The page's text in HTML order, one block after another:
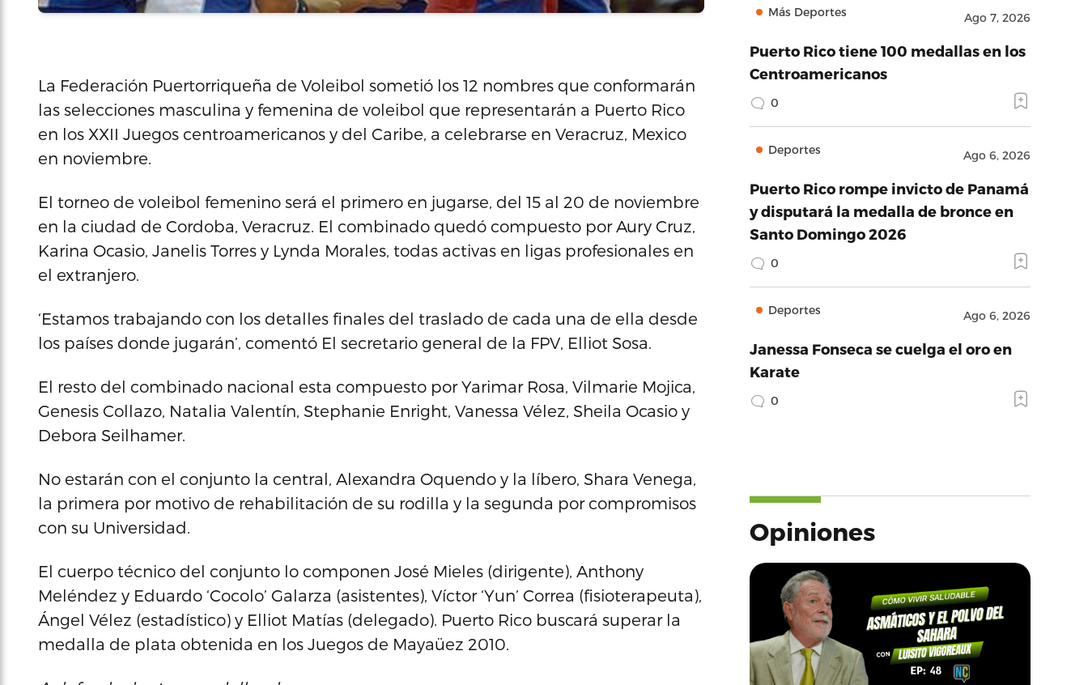
La Federación Puertorriqueña de Voleibol sometió los 12 nombres que conformarán
las selecciones masculina y femenina de voleibol que representarán a Puerto Rico
en los XXII Juegos centroamericanos y del Caribe, a celebrarse en Veracruz, Mexico
en noviembre.
El torneo de voleibol femenino será el primero en jugarse, del 15 al 20 de noviembre
en la ciudad de Cordoba, Veracruz. El combinado quedó compuesto por Aury Cruz,
Karina Ocasio, Janelis Torres y Lynda Morales, todas activas en ligas profesionales en
el extranjero.
‘Estamos trabajando con los detalles finales del traslado de cada una de ella desde
los países donde jugarán’, comentó El secretario general de la FPV, Elliot Sosa.
El resto del combinado nacional esta compuesto por Yarimar Rosa, Vilmarie Mojica,
Genesis Collazo, Natalia Valentín, Stephanie Enright, Vanessa Vélez, Sheila Ocasio y
Debora Seilhamer.
No estarán con el conjunto la central, Alexandra Oquendo y la líbero, Shara Venega,
la primera por motivo de rehabilitación de su rodilla y la segunda por compromisos
con su Universidad.
El cuerpo técnico del conjunto lo componen José Mieles (dirigente), Anthony
Meléndez y Eduardo ‘Cocolo’ Galarza (asistentes), Víctor ‘Yun’ Correa (fisioterapeuta),
Ángel Vélez (estadístico) y Elliot Matías (delegado). Puerto Rico buscará superar la
medalla de plata obtenida en los Juegos de Mayaüez 2010.
Más Deportes Ago 7, 2026
Puerto Rico tiene 100 medallas en los
Centroamericanos
0
Deportes Ago 6, 2026
Puerto Rico rompe invicto de Panamá
y disputará la medalla de bronce en
Santo Domingo 2026
0
Deportes Ago 6, 2026
Janessa Fonseca se cuelga el oro en
Karate
0
Opiniones